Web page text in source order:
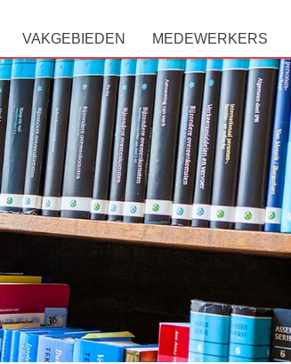
VAKGEBIEDEN MEDEWERKERS